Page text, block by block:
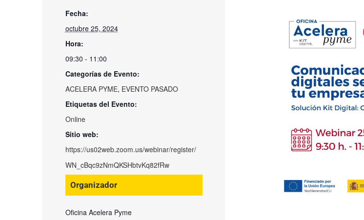
Fecha:
octubre 25, 2024
Hora:
09:30 - 11:00
Categorías de Evento:
ACELERA PYME, EVENTO PASADO
Etiquetas del Evento:
Online
Sitio web:
https://us02web.zoom.us/webinar/register/
WN_cBqc9zNmQKSHbtvKq82fRw
Organizador
Oficina Acelera Pyme